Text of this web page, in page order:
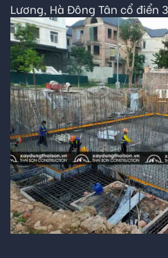
Lương, Hà Đông Tân cổ điển